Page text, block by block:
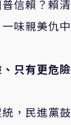
信賴？賴
味親美仇
只有更危險
，民進黨